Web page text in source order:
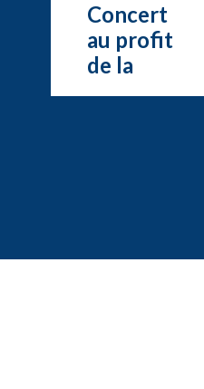
Concert
au profit
de la